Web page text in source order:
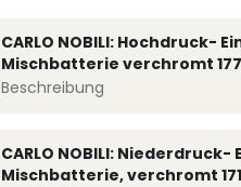
CARLO NOBILI: Hochdruck-
Mischbatterie verchromt
Beschreibung
CARLO NOBILI:
Mischbatterie, verchromt